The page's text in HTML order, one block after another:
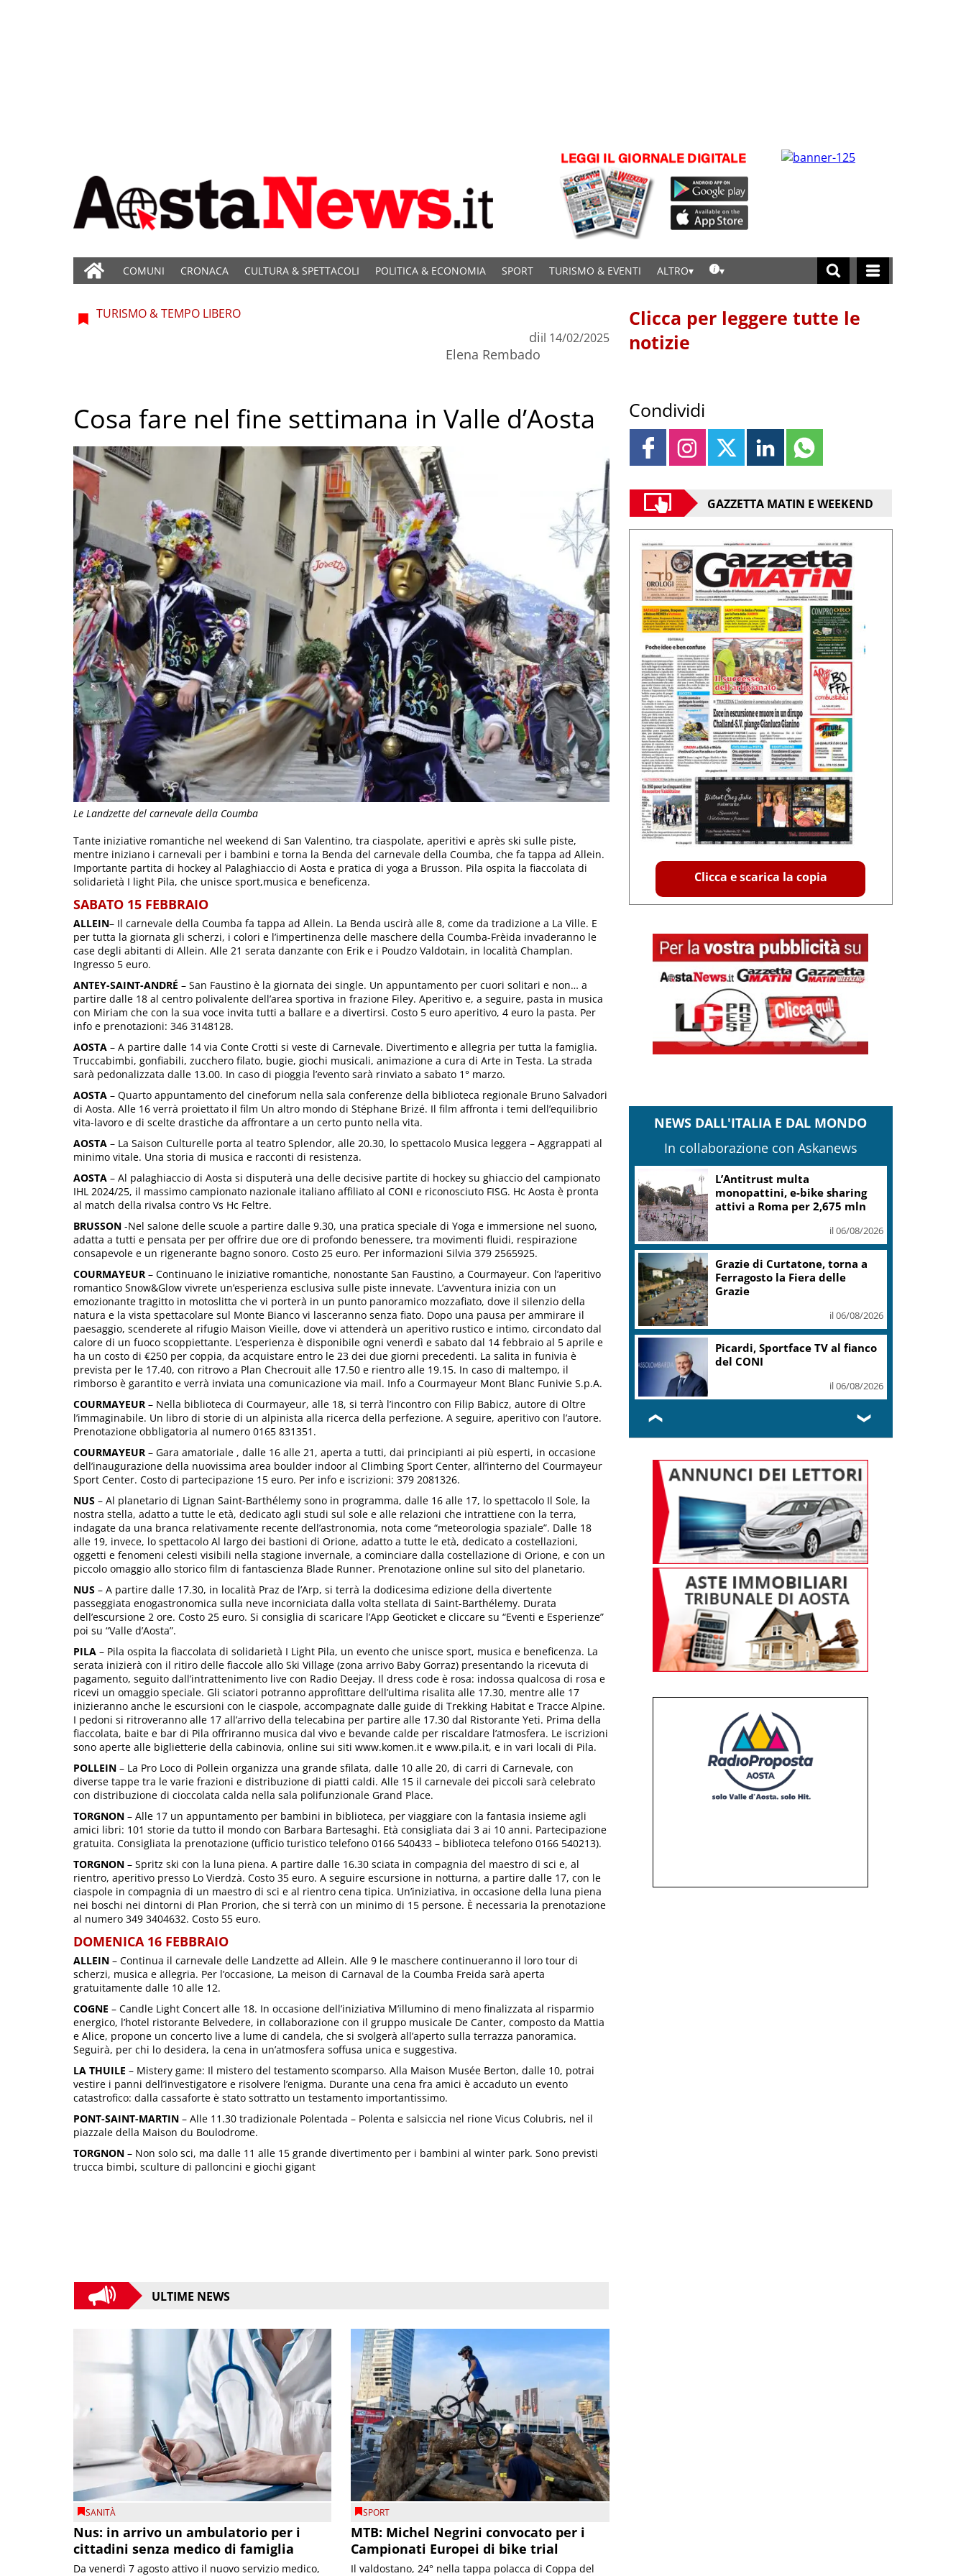
COMUNI CRONACA CULTURA & SPETTACOLI POLITICA & ECONOMIA SPORT TURISMO & EVENTI ALTRO
Le Landzette del carnevale della Coumba
TURISMO & TEMPO LIBERO
di
Elena Rembado
il 14/02/2025
Cosa fare nel fine settimana in Valle d’Aosta
Tante iniziative romantiche nel weekend di San Valentino, tra ciaspolate, aperitivi e après ski sulle piste,
mentre iniziano i carnevali per i bambini e torna la Benda del carnevale della Coumba, che fa tappa ad Allein.
Importante partita di hockey al Palaghiaccio di Aosta e pratica di yoga a Brusson. Pila ospita la fiaccolata di
solidarietà I light Pila, che unisce sport,musica e beneficenza.
SABATO 15 FEBBRAIO
ALLEIN– Il carnevale della Coumba fa tappa ad Allein. La Benda uscirà alle 8, come da tradizione a La Ville. E
per tutta la giornata gli scherzi, i colori e l’impertinenza delle maschere della Coumba-Frèida invaderanno le
case degli abitanti di Allein. Alle 21 serata danzante con Erik e i Poudzo Valdotain, in località Champlan.
Ingresso 5 euro.
ANTEY-SAINT-ANDRÉ – San Faustino è la giornata dei single. Un appuntamento per cuori solitari e non… a
partire dalle 18 al centro polivalente dell’area sportiva in frazione Filey. Aperitivo e, a seguire, pasta in musica
con Miriam che con la sua voce invita tutti a ballare e a divertirsi. Costo 5 euro aperitivo, 4 euro la pasta. Per
info e prenotazioni: 346 3148128.
AOSTA – A partire dalle 14 via Conte Crotti si veste di Carnevale. Divertimento e allegria per tutta la famiglia.
Truccabimbi, gonfiabili, zucchero filato, bugie, giochi musicali, animazione a cura di Arte in Testa. La strada
sarà pedonalizzata dalle 13.00. In caso di pioggia l’evento sarà rinviato a sabato 1° marzo.
AOSTA – Quarto appuntamento del cineforum nella sala conferenze della biblioteca regionale Bruno Salvadori
di Aosta. Alle 16 verrà proiettato il film Un altro mondo di Stéphane Brizé. Il film affronta i temi dell’equilibrio
vita-lavoro e di scelte drastiche da affrontare a un certo punto nella vita.
AOSTA – La Saison Culturelle porta al teatro Splendor, alle 20.30, lo spettacolo Musica leggera – Aggrappati al
minimo vitale. Una storia di musica e racconti di resistenza.
AOSTA – Al palaghiaccio di Aosta si disputerà una delle decisive partite di hockey su ghiaccio del campionato
IHL 2024/25, il massimo campionato nazionale italiano affiliato al CONI e riconosciuto FISG. Hc Aosta è pronta
al match della rivalsa contro Vs Hc Feltre.
BRUSSON -Nel salone delle scuole a partire dalle 9.30, una pratica speciale di Yoga e immersione nel suono,
adatta a tutti e pensata per per offrire due ore di profondo benessere, tra movimenti fluidi, respirazione
consapevole e un rigenerante bagno sonoro. Costo 25 euro. Per informazioni Silvia 379 2565925.
COURMAYEUR – Continuano le iniziative romantiche, nonostante San Faustino, a Courmayeur. Con l’aperitivo
romantico Snow&Glow vivrete un’esperienza esclusiva sulle piste innevate. L’avventura inizia con un
emozionante tragitto in motoslitta che vi porterà in un punto panoramico mozzafiato, dove il silenzio della
natura e la vista spettacolare sul Monte Bianco vi lasceranno senza fiato. Dopo una pausa per ammirare il
paesaggio, scenderete al rifugio Maison Vieille, dove vi attenderà un aperitivo rustico e intimo, circondato dal
calore di un fuoco scoppiettante. L’esperienza è disponibile ogni venerdì e sabato dal 14 febbraio al 5 aprile e
ha un costo di €250 per coppia, da acquistare entro le 23 dei due giorni precedenti. La salita in funivia è
prevista per le 17.40, con ritrovo a Plan Checrouit alle 17.50 e rientro alle 19.15. In caso di maltempo, il
rimborso è garantito e verrà inviata una comunicazione via mail. Info a Courmayeur Mont Blanc Funivie S.p.A.
COURMAYEUR – Nella biblioteca di Courmayeur, alle 18, si terrà l’incontro con Filip Babicz, autore di Oltre
l’immaginabile. Un libro di storie di un alpinista alla ricerca della perfezione. A seguire, aperitivo con l’autore.
Prenotazione obbligatoria al numero 0165 831351.
COURMAYEUR – Gara amatoriale , dalle 16 alle 21, aperta a tutti, dai principianti ai più esperti, in occasione
dell’inaugurazione della nuovissima area boulder indoor al Climbing Sport Center, all’interno del Courmayeur
Sport Center. Costo di partecipazione 15 euro. Per info e iscrizioni: 379 2081326.
NUS – Al planetario di Lignan Saint-Barthélemy sono in programma, dalle 16 alle 17, lo spettacolo Il Sole, la
nostra stella, adatto a tutte le età, dedicato agli studi sul sole e alle relazioni che intrattiene con la terra,
indagate da una branca relativamente recente dell’astronomia, nota come “meteorologia spaziale”. Dalle 18
alle 19, invece, lo spettacolo Al largo dei bastioni di Orione, adatto a tutte le età, dedicato a costellazioni,
oggetti e fenomeni celesti visibili nella stagione invernale, a cominciare dalla costellazione di Orione, e con un
piccolo omaggio allo storico film di fantascienza Blade Runner. Prenotazione online sul sito del planetario.
NUS – A partire dalle 17.30, in località Praz de l’Arp, si terrà la dodicesima edizione della divertente
passeggiata enogastronomica sulla neve incorniciata dalla volta stellata di Saint-Barthélemy. Durata
dell’escursione 2 ore. Costo 25 euro. Si consiglia di scaricare l’App Geoticket e cliccare su “Eventi e Esperienze”
poi su “Valle d’Aosta”.
PILA – Pila ospita la fiaccolata di solidarietà I Light Pila, un evento che unisce sport, musica e beneficenza. La
serata inizierà con il ritiro delle fiaccole allo Ski Village (zona arrivo Baby Gorraz) presentando la ricevuta di
pagamento, seguito dall’intrattenimento live con Radio Deejay. Il dress code è rosa: indossa qualcosa di rosa e
ricevi un omaggio speciale. Gli sciatori potranno approfittare dell’ultima risalita alle 17.30, mentre alle 17
inizieranno anche le escursioni con le ciaspole, accompagnate dalle guide di Trekking Habitat e Tracce Alpine.
I pedoni si ritroveranno alle 17 all’arrivo della telecabina per partire alle 17.30 dal Ristorante Yeti. Prima della
fiaccolata, baite e bar di Pila offriranno musica dal vivo e bevande calde per riscaldare l’atmosfera. Le iscrizioni
sono aperte alle biglietterie della cabinovia, online sui siti www.komen.it e www.pila.it, e in vari locali di Pila.
POLLEIN – La Pro Loco di Pollein organizza una grande sfilata, dalle 10 alle 20, di carri di Carnevale, con
diverse tappe tra le varie frazioni e distribuzione di piatti caldi. Alle 15 il carnevale dei piccoli sarà celebrato
con distribuzione di cioccolata calda nella sala polifunzionale Grand Place.
TORGNON – Alle 17 un appuntamento per bambini in biblioteca, per viaggiare con la fantasia insieme agli
amici libri: 101 storie da tutto il mondo con Barbara Bartesaghi. Età consigliata dai 3 ai 10 anni. Partecipazione
gratuita. Consigliata la prenotazione (ufficio turistico telefono 0166 540433 – biblioteca telefono 0166 540213).
TORGNON – Spritz ski con la luna piena. A partire dalle 16.30 sciata in compagnia del maestro di sci e, al
rientro, aperitivo presso Lo Vierdzà. Costo 35 euro. A seguire escursione in notturna, a partire dalle 17, con le
ciaspole in compagnia di un maestro di sci e al rientro cena tipica. Un’iniziativa, in occasione della luna piena
nei boschi nei dintorni di Plan Prorion, che si terrà con un minimo di 15 persone. È necessaria la prenotazione
al numero 349 3404632. Costo 55 euro.
DOMENICA 16 FEBBRAIO
ALLEIN – Continua il carnevale delle Landzette ad Allein. Alle 9 le maschere continueranno il loro tour di
scherzi, musica e allegria. Per l’occasione, La meison di Carnaval de la Coumba Freida sarà aperta
gratuitamente dalle 10 alle 12.
COGNE – Candle Light Concert alle 18. In occasione dell’iniziativa M’illumino di meno finalizzata al risparmio
energico, l’hotel ristorante Belvedere, in collaborazione con il gruppo musicale De Canter, composto da Mattia
e Alice, propone un concerto live a lume di candela, che si svolgerà all’aperto sulla terrazza panoramica.
Seguirà, per chi lo desidera, la cena in un’atmosfera soffusa unica e suggestiva.
LA THUILE – Mistery game: Il mistero del testamento scomparso. Alla Maison Musée Berton, dalle 10, potrai
vestire i panni dell’investigatore e risolvere l’enigma. Durante una cena fra amici è accaduto un evento
catastrofico: dalla cassaforte è stato sottratto un testamento importantissimo.
PONT-SAINT-MARTIN – Alle 11.30 tradizionale Polentada – Polenta e salsiccia nel rione Vicus Colubris, nel il
piazzale della Maison du Boulodrome.
TORGNON – Non solo sci, ma dalle 11 alle 15 grande divertimento per i bambini al winter park. Sono previsti
trucca bimbi, sculture di palloncini e giochi gigant
ULTIME NEWS
SANITÀ
Nus: in arrivo un ambulatorio per i
cittadini senza medico di famiglia
Da venerdì 7 agosto attivo il nuovo servizio medico,
SPORT
MTB: Michel Negrini convocato per i
Campionati Europei di bike trial
Il valdostano, 24° nella tappa polacca di Coppa del
Clicca per leggere tutte le
notizie
Condividi
GAZZETTA MATIN E WEEKEND
Clicca e scarica la copia
NEWS DALL'ITALIA E DAL MONDO
In collaborazione con Askanews
L’Antitrust multa
monopattini, e-bike sharing
attivi a Roma per 2,675 mln
il 06/08/2026
Grazie di Curtatone, torna a
Ferragosto la Fiera delle
Grazie
il 06/08/2026
Picardi, Sportface TV al fianco
del CONI
il 06/08/2026
❮ ❯